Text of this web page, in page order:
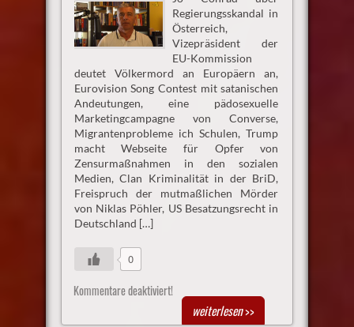
Regierungsskandal in
Österreich,
Vizepräsident der
EU-Kommission
deutet Völkermord an Europäern an,
Eurovision Song Contest mit satanischen
Andeutungen, eine pädosexuelle
Marketingcampagne von Converse,
Migrantenprobleme ich Schulen, Trump
macht Webseite für Opfer von
Zensurmaßnahmen in den sozialen
Medien, Clan Kriminalität in der BriD,
Freispruch der mutmaßlichen Mörder
von Niklas Pöhler, US Besatzungsrecht in
Deutschland […]
0
Kommentare deaktiviert!
weiterlesen>>